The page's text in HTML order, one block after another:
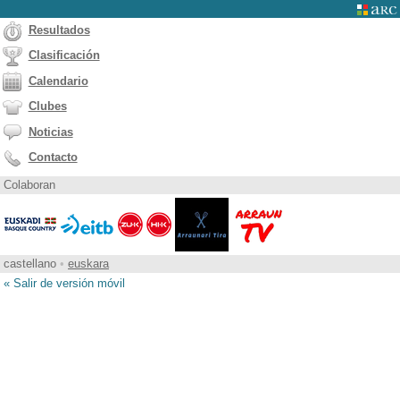
Resultados
Clasificación
Calendario
Clubes
Noticias
Contacto
Colaboran
castellano • euskara
« Salir de versión móvil